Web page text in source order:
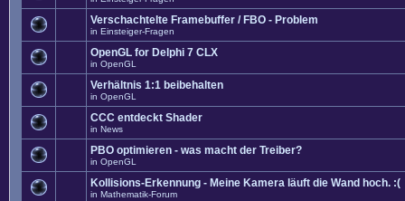
Verschachtelte Framebuffer / FBO - Problem
in Einsteiger-Fragen
OpenGL for Delphi 7 CLX
in OpenGL
Verhältnis 1:1 beibehalten
in OpenGL
CCC entdeckt Shader
in News
PBO optimieren - was macht der Treiber?
in OpenGL
Kollisions-Erkennung - Meine Kamera läuft die Wand hoch. :(
in Mathematik-Forum